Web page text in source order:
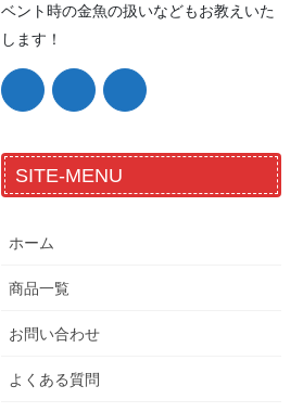
ベント時の金魚の扱いなどもお教えいた
します！
SITE-MENU
ホーム
商品一覧
お問い合わせ
よくある質問